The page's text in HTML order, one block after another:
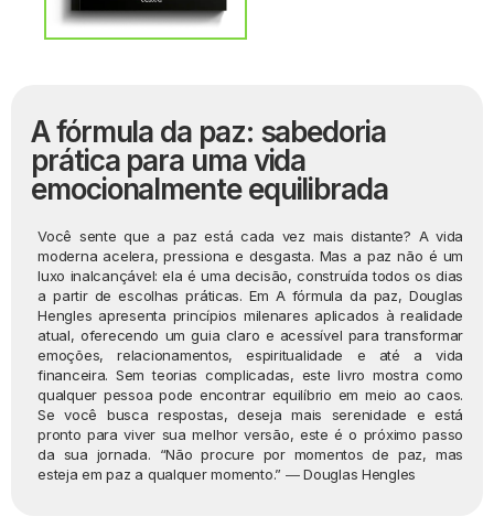
A fórmula da paz: sabedoria
prática para uma vida
emocionalmente equilibrada
Você sente que a paz está cada vez mais distante? A vida
moderna acelera, pressiona e desgasta. Mas a paz não é um
luxo inalcançável: ela é uma decisão, construída todos os dias
a partir de escolhas práticas. Em A fórmula da paz, Douglas
Hengles apresenta princípios milenares aplicados à realidade
atual, oferecendo um guia claro e acessível para transformar
emoções, relacionamentos, espiritualidade e até a vida
financeira. Sem teorias complicadas, este livro mostra como
qualquer pessoa pode encontrar equilíbrio em meio ao caos.
Se você busca respostas, deseja mais serenidade e está
pronto para viver sua melhor versão, este é o próximo passo
da sua jornada. “Não procure por momentos de paz, mas
esteja em paz a qualquer momento.” ― Douglas Hengles